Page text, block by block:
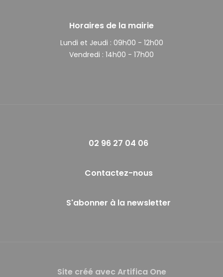
Horaires de la mairie
Lundi et Jeudi : 09h00 - 12h00
Vendredi : 14h00 - 17h00
02 96 27 04 06
Contactez-nous
S'abonner à la newsletter
Site créé avec Artifica One